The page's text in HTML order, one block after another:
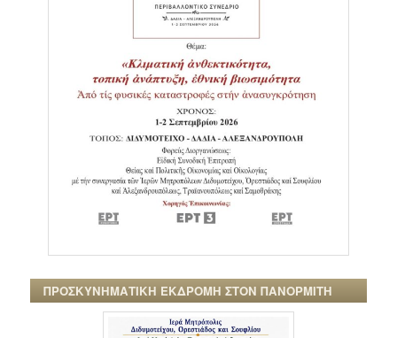
ΠΡΟΣΚΥΝΗΜΑΤΙΚΗ ΕΚΔΡΟΜΗ ΣΤΟΝ ΠΑΝΟΡΜΙΤΗ